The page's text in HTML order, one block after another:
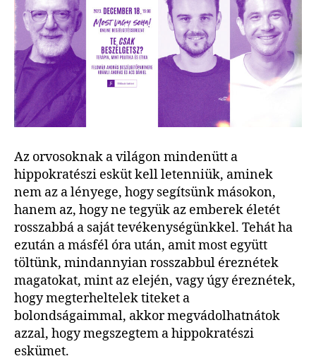
Az orvosoknak a világon mindenütt a
hippokratészi esküt kell letenniük, aminek
nem az a lényege, hogy segítsünk másokon,
hanem az, hogy ne tegyük az emberek életét
rosszabbá a saját tevékenységünkkel. Tehát ha
ezután a másfél óra után, amit most együtt
töltünk, mindannyian rosszabbul éreznétek
magatokat, mint az elején, vagy úgy éreznétek,
hogy megterheltelek titeket a
bolondságaimmal, akkor megvádolhatnátok
azzal, hogy megszegtem a hippokratészi
eskümet.